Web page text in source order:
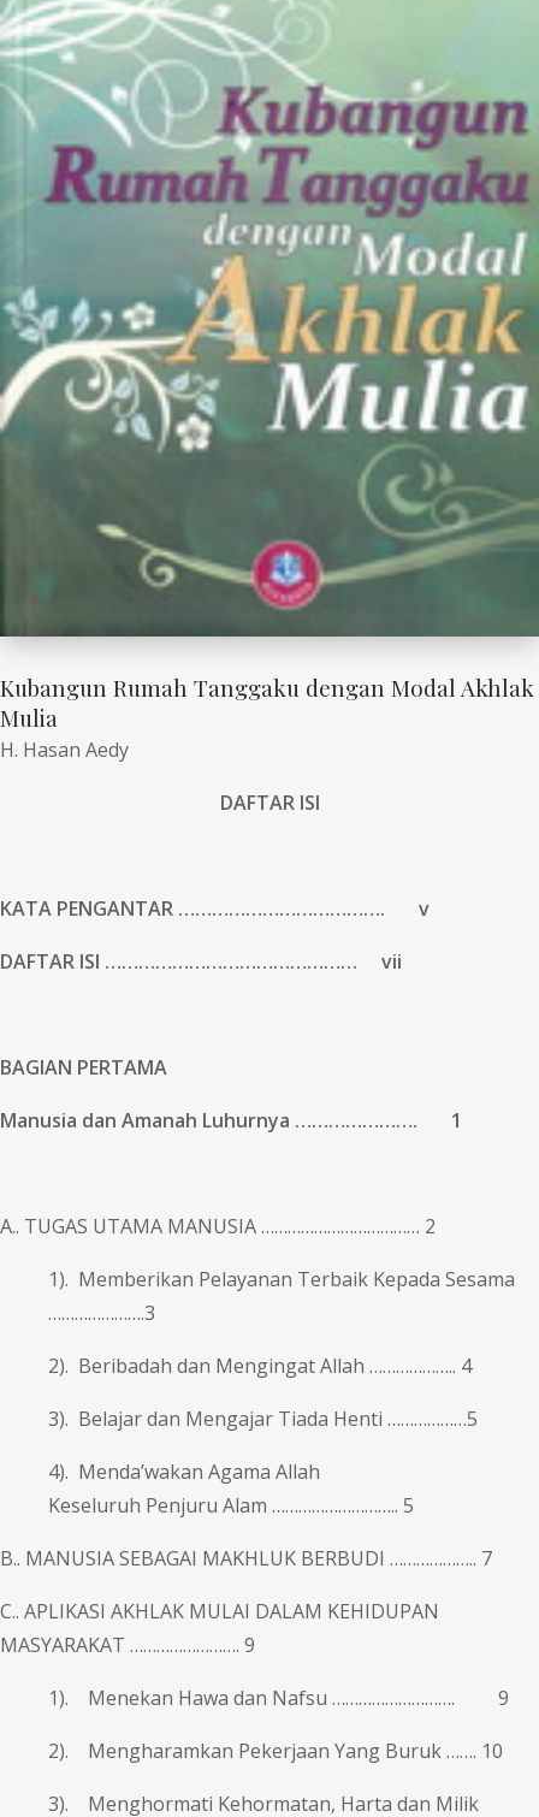
Kubangun Rumah Tanggaku dengan Modal Akhlak
Mulia
H. Hasan Aedy
DAFTAR ISI
KATA PENGANTAR ………………………………. v
DAFTAR ISI ……………………………………… vii
BAGIAN PERTAMA
Manusia dan Amanah Luhurnya …………………. 1
A.. TUGAS UTAMA MANUSIA ……………………………… 2
1). Memberikan Pelayanan Terbaik Kepada Sesama
………………….3
2). Beribadah dan Mengingat Allah ……………….. 4
3). Belajar dan Mengajar Tiada Henti ………………5
4). Menda’wakan Agama Allah
Keseluruh Penjuru Alam ……………………….. 5
B.. MANUSIA SEBAGAI MAKHLUK BERBUDI ……………….. 7
C.. APLIKASI AKHLAK MULAI DALAM KEHIDUPAN
MASYARAKAT ……………………. 9
1). Menekan Hawa dan Nafsu ………………………. 9
2). Mengharamkan Pekerjaan Yang Buruk ……. 10
3). Menghormati Kehormatan, Harta dan Milik